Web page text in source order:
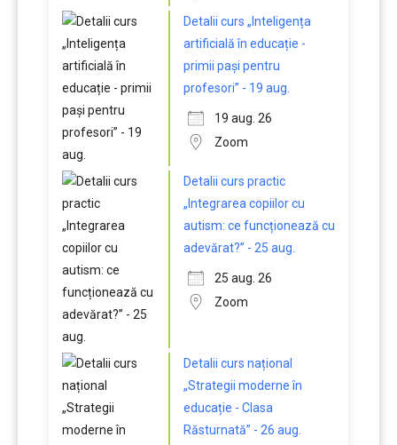
Detalii curs „Inteligența
artificială în educație -
primii pași pentru
profesori” - 19 aug.
19 aug. 26
Zoom
Detalii curs practic
„Integrarea copiilor cu
autism: ce funcționează cu
adevărat?” - 25 aug.
25 aug. 26
Zoom
Detalii curs național
„Strategii moderne în
educație - Clasa
Răsturnată” - 26 aug.